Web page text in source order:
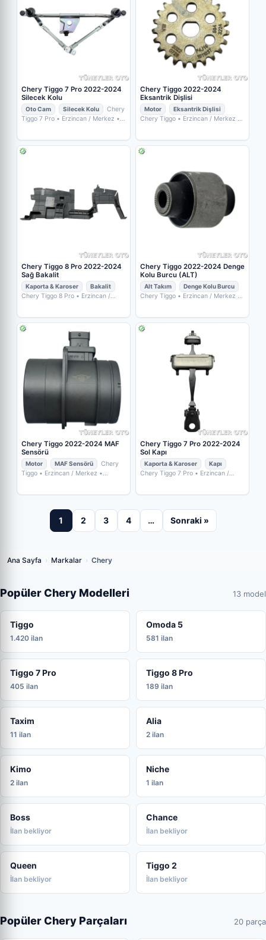
Chery Tiggo 7 Pro 2022-2024
Silecek Kolu
Oto Cam Silecek Kolu
Chery
Tiggo 7 Pro • Erzincan / Merkez •
Chery Tiggo 2022-2024
Eksantrik Dişlisi
Motor Eksantrik Dişlisi
Chery Tiggo • Erzincan / Merkez •
Chery Tiggo 8 Pro 2022-2024
Sağ Bakalit
Kaporta & Karoser Bakalit
Chery Tiggo 8 Pro • Erzincan /
Chery Tiggo 2022-2024 Denge
Kolu Burcu (ALT)
Alt Takım Denge Kolu Burcu
Chery Tiggo • Erzincan / Merkez •
Chery Tiggo 2022-2024 MAF
Sensörü
Motor MAF Sensörü
Chery
Tiggo • Erzincan / Merkez •
Chery Tiggo 7 Pro 2022-2024
Sol Kapı
Kaporta & Karoser Kapı
Chery Tiggo 7 Pro • Erzincan /
1 2 3 4 … Sonraki »
Ana Sayfa › Markalar › Chery
Popüler Chery Modelleri 13 model
Tiggo
1.420 ilan
Omoda 5
581 ilan
Tiggo 7 Pro
405 ilan
Tiggo 8 Pro
189 ilan
Taxim
11 ilan
Alia
2 ilan
Kimo
2 ilan
Niche
1 ilan
Boss
İlan bekliyor
Chance
İlan bekliyor
Queen
İlan bekliyor
Tiggo 2
İlan bekliyor
Popüler Chery Parçaları 20 parça